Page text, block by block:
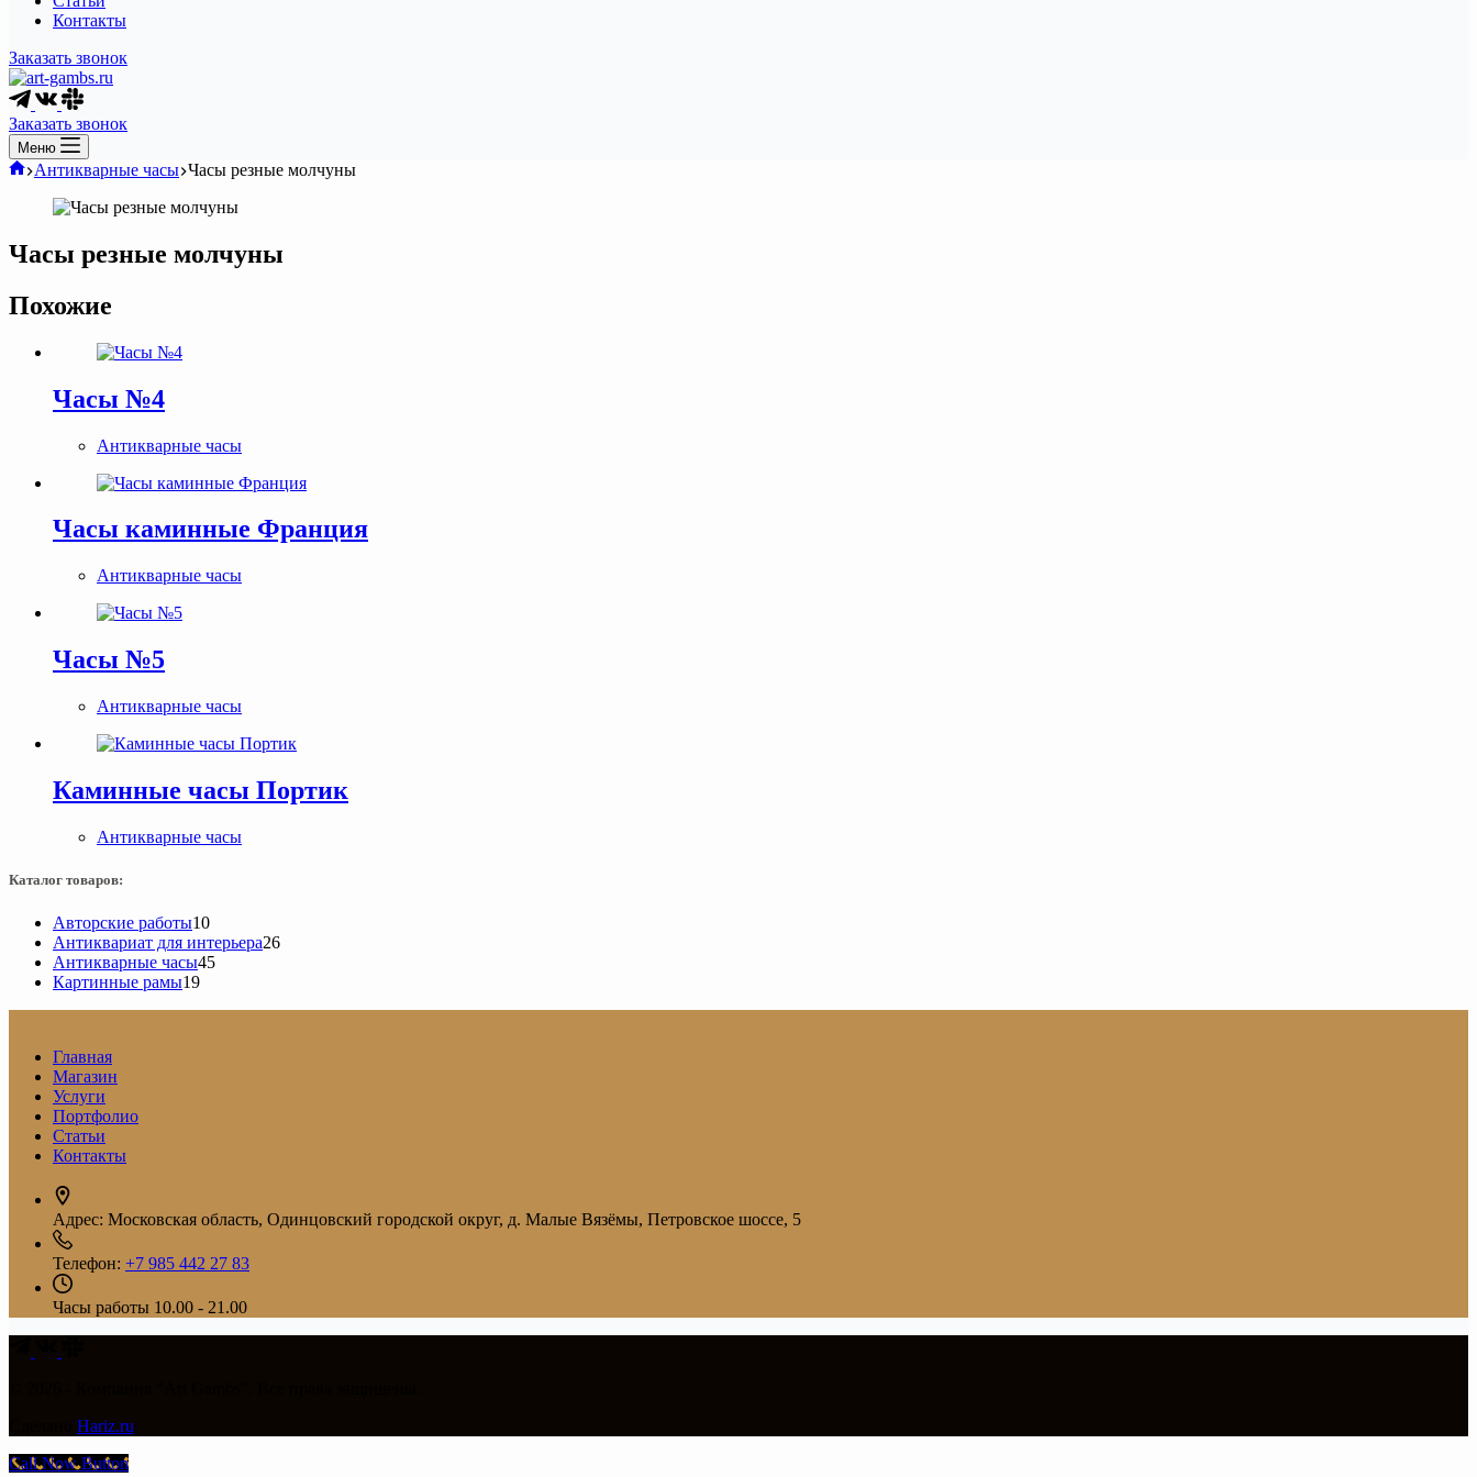
Контакты
Заказать звонок
Заказать звонок
Меню
Главная
Антикварные часы Часы резные молчуны
Часы резные молчуны
Похожие
Часы №4
Антикварные часы
Часы каминные Франция
Антикварные часы
Часы №5
Антикварные часы
Каминные часы Портик
Антикварные часы
Каталог товаров:
Авторские работы1010
товаров
Антиквариат для интерьера2626
Антикварные часы4545
Картинные рамы1919
Главная
Магазин
Услуги
Портфолио
Статьи
Контакты
Адрес: Московская область, Одинцовский городской округ, д. Малые Вязёмы, Петровское шоссе, 5
Телефон: +7 985 442 27 83
Часы работы 10.00 - 21.00
Hariz.ru
Call Now Button